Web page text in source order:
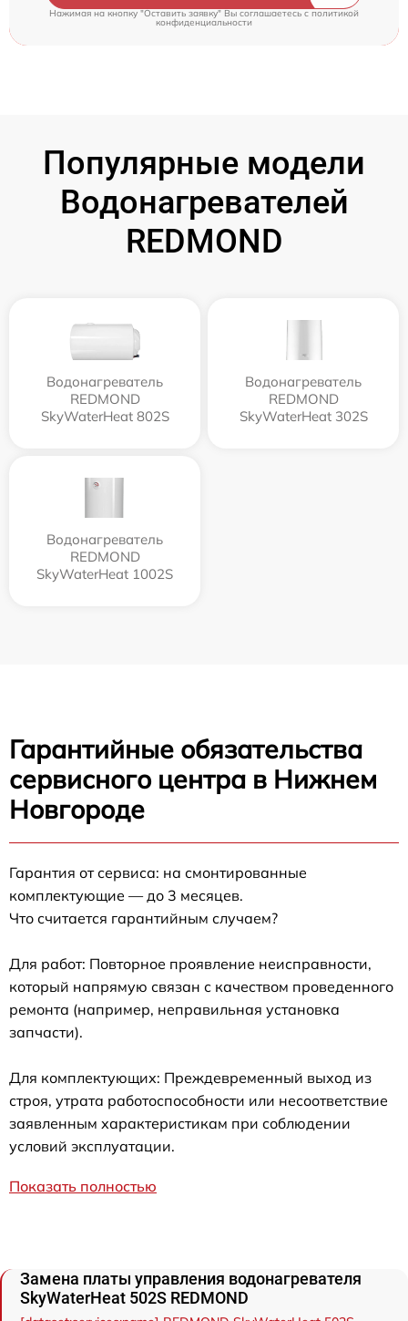
Нажимая на кнопку "Оставить заявку" Вы соглашаетесь c политикой
конфиденциальности
Популярные модели
Водонагревателей
REDMOND
Водонагреватель
REDMOND
SkyWaterHeat 802S
Водонагреватель
REDMOND
SkyWaterHeat 302S
Водонагреватель
REDMOND
SkyWaterHeat 1002S
Гарантийные обязательства
сервисного центра в Нижнем
Новгороде
Гарантия от сервиса: на смонтированные
комплектующие — до 3 месяцев.
Что считается гарантийным случаем?
Для работ: Повторное проявление неисправности,
который напрямую связан с качеством проведенного
ремонта (например, неправильная установка
запчасти).
Для комплектующих: Преждевременный выход из
строя, утрата работоспособности или несоответствие
заявленным характеристикам при соблюдении
условий эксплуатации.
Показать полностью
Замена платы управления водонагревателя
SkyWaterHeat 502S REDMOND